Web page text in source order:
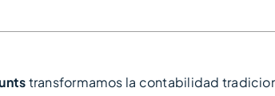
transformamos la contabilidad